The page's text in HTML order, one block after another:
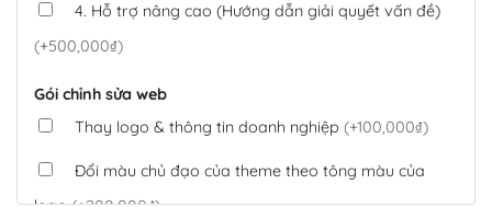
4. Hỗ trợ nâng cao (Hướng dẫn giải quyết vấn đề)
(+500,000₫)
Gói chỉnh sửa web
Thay logo & thông tin doanh nghiệp (+100,000₫)
Đổi màu chủ đạo của theme theo tông màu của